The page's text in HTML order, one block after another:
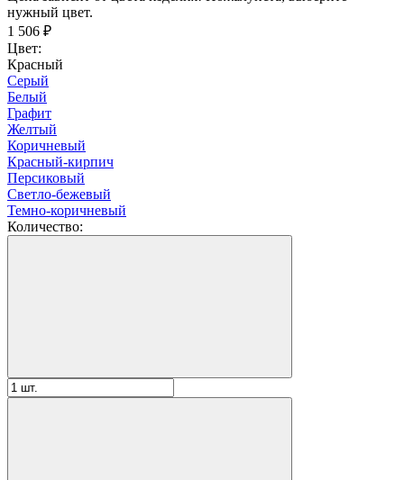
нужный цвет.
1 506 ₽
Цвет:
Красный
Серый
Белый
Графит
Желтый
Коричневый
Красный-кирпич
Персиковый
Светло-бежевый
Темно-коричневый
Количество: